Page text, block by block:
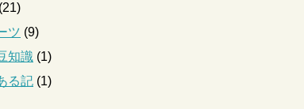
(21)
ツ (9)
知識 (1)
る記 (1)